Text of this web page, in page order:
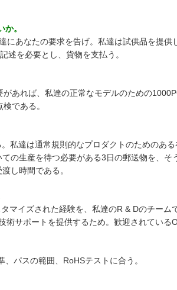
か。
にあなたの要求を告げ。私達は試供品を提供
述を必要とし、貨物を支払う。
あれば、私達の正常なモデルのための
である。
私達は通常規則的なプロダクトのためのあ
の生産を待つ必要がある3日の郵送物を、そ
し時間である。
マイズされた経験を、私達のR & Dのチーム
術サポートを提供するため。歓迎されている
パスの範囲、RoHSテストに合う。